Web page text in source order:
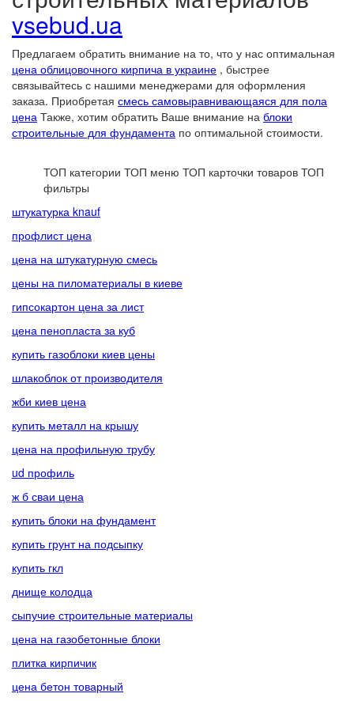
vsebud.ua
Предлагаем обратить внимание на то, что у нас оптимальная
цена облицовочного кирпича в украине , быстрее
связывайтесь с нашими менеджерами для оформления
заказа. Приобретая смесь самовыравнивающаяся для пола
цена Также, хотим обратить Ваше внимание на блоки
строительные для фундамента по оптимальной стоимости.
ТОП категории ТОП меню ТОП карточки товаров ТОП
фильтры
штукатурка knauf
профлист цена
цена на штукатурную смесь
цены на пиломатериалы в киеве
гипсокартон цена за лист
цена пенопласта за куб
купить газоблоки киев цены
шлакоблок от производителя
жби киев цена
купить металл на крышу
цена на профильную трубу
ud профиль
ж б сваи цена
купить блоки на фундамент
купить грунт на подсыпку
купить гкл
днище колодца
сыпучие строительные материалы
цена на газобетонные блоки
плитка кирпичик
цена бетон товарный